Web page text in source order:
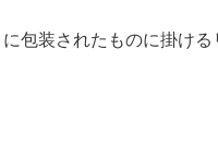
包装されたものに掛け